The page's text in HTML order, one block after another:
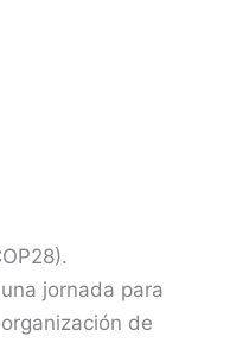
jornada para
de